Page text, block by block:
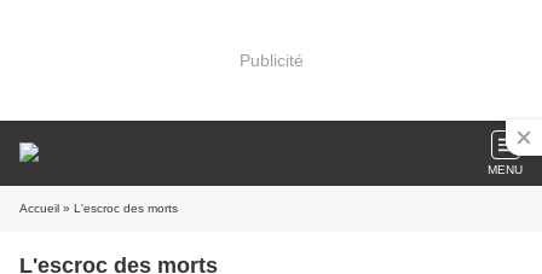
Publicité
MENU
Accueil » L'escroc des morts
L'escroc des morts